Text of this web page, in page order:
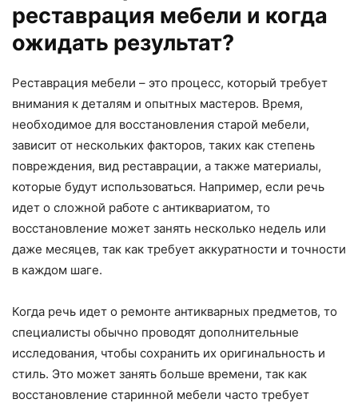
реставрация мебели и когда
ожидать результат?
Реставрация мебели – это процесс, который требует
внимания к деталям и опытных мастеров. Время,
необходимое для восстановления старой мебели,
зависит от нескольких факторов, таких как степень
повреждения, вид реставрации, а также материалы,
которые будут использоваться. Например, если речь
идет о сложной работе с антиквариатом, то
восстановление может занять несколько недель или
даже месяцев, так как требует аккуратности и точности
в каждом шаге.
Когда речь идет о ремонте антикварных предметов, то
специалисты обычно проводят дополнительные
исследования, чтобы сохранить их оригинальность и
стиль. Это может занять больше времени, так как
восстановление старинной мебели часто требует